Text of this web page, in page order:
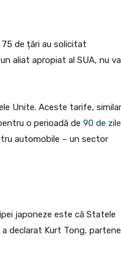
de țări au solicitat
aliat apropiat al SUA, nu va
Unite. Aceste tarife, similar
o perioadă de 90 de zile
automobile – un sector
japoneze este că Statele
declarat Kurt Tong,